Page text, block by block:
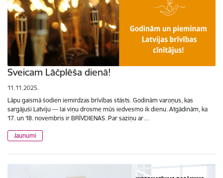
Sveicam Lāčplēša dienā!
11.11.2025.
Lāpu gaismā šodien iemirdzas brīvības stāsts. Godinām varoņus, kas
sargājuši Latviju — lai viņu drosme mūs iedvesmo ik dienu. Atgādinām, ka
17. un 18. novembris ir BRĪVDIENAS. Par saziņu ar…
Jaunumi